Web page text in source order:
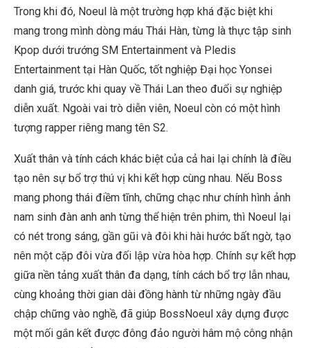
Trong khi đó, Noeul là một trường hợp khá đặc biệt khi
mang trong mình dòng máu Thái Hàn, từng là thực tập sinh
Kpop dưới trướng SM Entertainment và Pledis
Entertainment tại Hàn Quốc, tốt nghiệp Đại học Yonsei
danh giá, trước khi quay về Thái Lan theo đuổi sự nghiệp
diễn xuất. Ngoài vai trò diễn viên, Noeul còn có một hình
tượng rapper riêng mang tên S2.
Xuất thân và tính cách khác biệt của cả hai lại chính là điều
tạo nên sự bổ trợ thú vị khi kết hợp cùng nhau. Nếu Boss
mang phong thái điềm tĩnh, chững chạc như chính hình ảnh
nam sinh đàn anh anh từng thể hiện trên phim, thì Noeul lại
có nét trong sáng, gần gũi và đôi khi hài hước bất ngờ, tạo
nên một cặp đôi vừa đối lập vừa hòa hợp. Chính sự kết hợp
giữa nền tảng xuất thân đa dạng, tính cách bổ trợ lẫn nhau,
cùng khoảng thời gian dài đồng hành từ những ngày đầu
chập chững vào nghề, đã giúp BossNoeul xây dựng được
một mối gắn kết được đông đảo người hâm mộ công nhận